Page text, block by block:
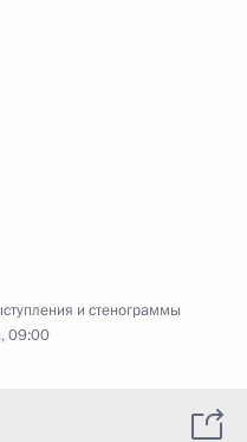
и стенограммы
09:00